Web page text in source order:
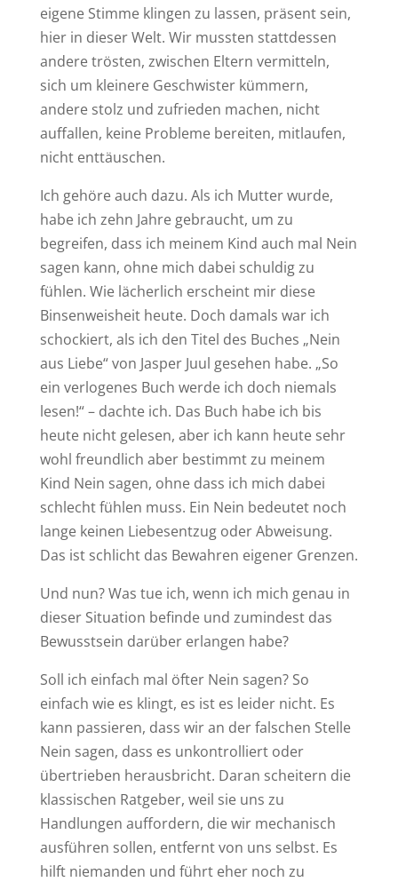
eigene Stimme klingen zu lassen, präsent sein,
hier in dieser Welt. Wir mussten stattdessen
andere trösten, zwischen Eltern vermitteln,
sich um kleinere Geschwister kümmern,
andere stolz und zufrieden machen, nicht
auffallen, keine Probleme bereiten, mitlaufen,
nicht enttäuschen.
Ich gehöre auch dazu. Als ich Mutter wurde,
habe ich zehn Jahre gebraucht, um zu
begreifen, dass ich meinem Kind auch mal Nein
sagen kann, ohne mich dabei schuldig zu
fühlen. Wie lächerlich erscheint mir diese
Binsenweisheit heute. Doch damals war ich
schockiert, als ich den Titel des Buches „Nein
aus Liebe“ von Jasper Juul gesehen habe. „So
ein verlogenes Buch werde ich doch niemals
lesen!“ – dachte ich. Das Buch habe ich bis
heute nicht gelesen, aber ich kann heute sehr
wohl freundlich aber bestimmt zu meinem
Kind Nein sagen, ohne dass ich mich dabei
schlecht fühlen muss. Ein Nein bedeutet noch
lange keinen Liebesentzug oder Abweisung.
Das ist schlicht das Bewahren eigener Grenzen.
Und nun? Was tue ich, wenn ich mich genau in
dieser Situation befinde und zumindest das
Bewusstsein darüber erlangen habe?
Soll ich einfach mal öfter Nein sagen? So
einfach wie es klingt, es ist es leider nicht. Es
kann passieren, dass wir an der falschen Stelle
Nein sagen, dass es unkontrolliert oder
übertrieben herausbricht. Daran scheitern die
klassischen Ratgeber, weil sie uns zu
Handlungen auffordern, die wir mechanisch
ausführen sollen, entfernt von uns selbst. Es
hilft niemanden und führt eher noch zu